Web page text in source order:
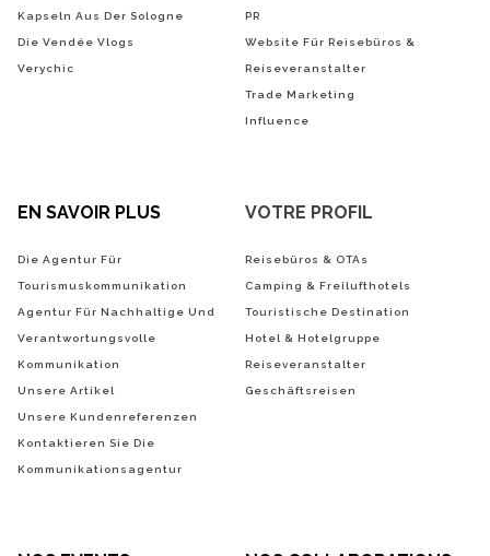
Kapseln Aus Der Sologne
Die Vendée Vlogs
Verychic
PR
Website Für Reisebüros &
Reiseveranstalter
Trade Marketing
Influence
EN SAVOIR PLUS
Die Agentur Für
Tourismuskommunikation
Agentur Für Nachhaltige Und
Verantwortungsvolle
Kommunikation
Unsere Artikel
Unsere Kundenreferenzen
Kontaktieren Sie Die
Kommunikationsagentur
VOTRE PROFIL
Reisebüros & OTAs
Camping & Freilufthotels
Touristische Destination
Hotel & Hotelgruppe
Reiseveranstalter
Geschäftsreisen